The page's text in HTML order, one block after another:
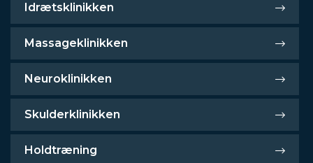
Idrætsklinikken
Massageklinikken
Neuroklinikken
Skulderklinikken
Holdtræning